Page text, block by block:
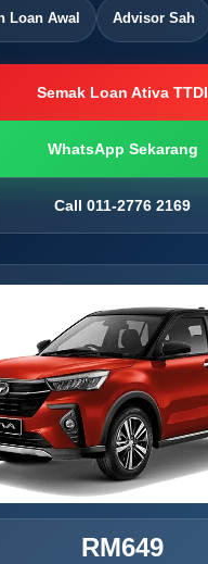
Loan Awal Advisor Sah
Semak Loan Ativa TTDI
WhatsApp Sekarang
Call 011-2776 2169
RM649